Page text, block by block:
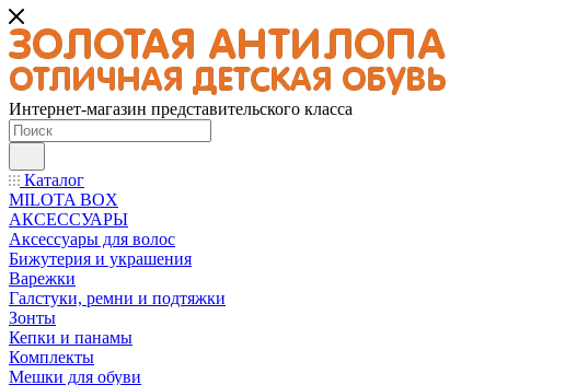
Интернет-магазин представительского класса
Каталог
MILOTA BOX
АКСЕССУАРЫ
Аксессуары для волос
Бижутерия и украшения
Варежки
Галстуки, ремни и подтяжки
Зонты
Кепки и панамы
Комплекты
Мешки для обуви